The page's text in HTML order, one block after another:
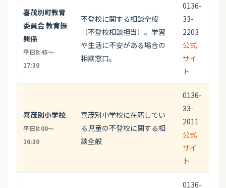
喜茂別町教育
委員会 教育振
興係
平日8:45～
17:30
不登校に関する相談全般
（不登校相談担当）。学習
や生活に不安がある場合の
相談窓口。
0136-
33-
2203
公式
サイ
ト
喜茂別小学校
平日8:00～
16:30
喜茂別小学校に在籍してい
る児童の不登校に関する相
談全般
0136-
33-
2011
公式
サイ
ト
0136-